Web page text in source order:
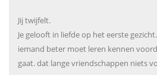
Jij twijfelt.
Je gelooft in liefde op het eerste
iemand beter moet leren kennen
gaat. dat lange vriendschappen niets